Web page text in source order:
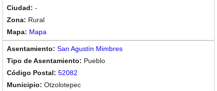
-
Rural
Mapa
San Agustín Mimbres
Pueblo
52082
Otzolotepec